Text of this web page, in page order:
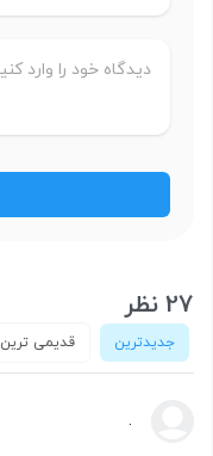
27 نظر
جدیدترین قدیمی ترین
.